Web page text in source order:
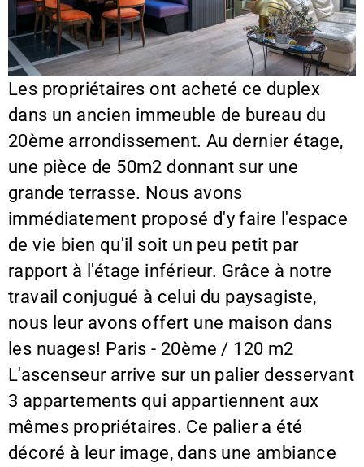
Les propriétaires ont acheté ce duplex
dans un ancien immeuble de bureau du
20ème arrondissement. Au dernier étage,
une pièce de 50m2 donnant sur une
grande terrasse. Nous avons
immédiatement proposé d'y faire l'espace
de vie bien qu'il soit un peu petit par
rapport à l'étage inférieur. Grâce à notre
travail conjugué à celui du paysagiste,
nous leur avons offert une maison dans
les nuages! Paris - 20ème / 120 m2
L'ascenseur arrive sur un palier desservant
3 appartements qui appartiennent aux
mêmes propriétaires. Ce palier a été
décoré à leur image, dans une ambiance